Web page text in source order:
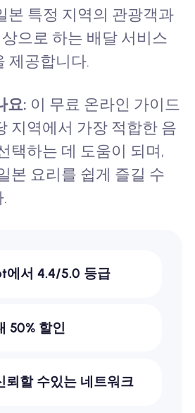
본 특정 지역의 관광객과
으로 하는 배달 서비스
제공합니다.
요: 이 무료 온라인 가이드
지역에서 가장 적합한 음
택하는 데 도움이 되며,
본 요리를 쉽게 즐길 수
에서 4.4/5.0 등급
50% 할인
뢰할 수있는 네트워크